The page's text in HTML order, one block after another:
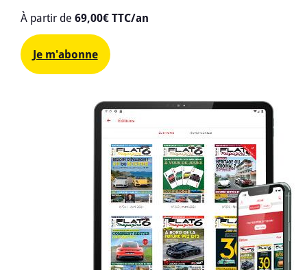
À partir de 69,00€ TTC/an
Je m'abonne